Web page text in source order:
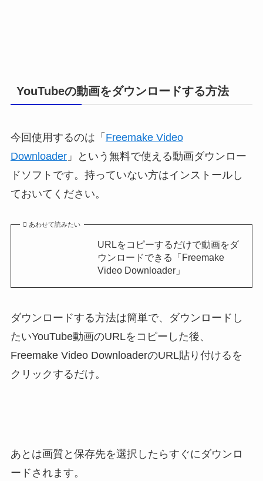
YouTubeの動画をダウンロードする方法
今回使用するのは「 Freemake Video
Downloader」という無料で使える動画ダウンロー
ドソフトです。持っていない方はインストールし
ておいてください。
あわせて読みたい
URLをコピーするだけで動画をダ
ウンロードできる「Freemake
Video Downloader」
ダウンロードする方法は簡単で、ダウンロードし
たいYouTube動画のURLをコピーした後、
Freemake Video DownloaderのURL貼り付ける を
クリックするだけ。
あとは画質と保存先を選択したらすぐにダウンロ
ードされます。